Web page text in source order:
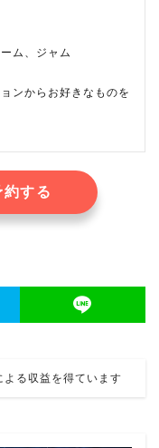
ム、ジャム
ンからお好きなものを
する
る収益を得ています